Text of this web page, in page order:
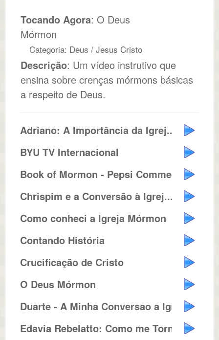
Tocando Agora: O Deus
Mórmon
Categoria: Deus / Jesus Cristo
Descrição: Um vídeo instrutivo que
ensina sobre crenças mórmons básicas
a respeito de Deus.
Adriano: A Importância da Igrej...
BYU TV Internacional
Book of Mormon - Pepsi Commercia...
Chrispim e a Conversão à Igrej...
Como conheci a Igreja Mórmon
Contando História
Crucificação de Cristo
O Deus Mórmon
Duarte - A Minha Conversao a Igr...
Edavia Rebelatto: Como me Tornei...